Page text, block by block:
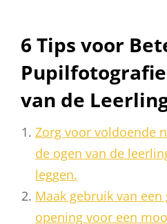
6 Tips voor
van de
Zorg voor voldoende
de ogen van de
leggen.
Maak gebruik van
opening voor een